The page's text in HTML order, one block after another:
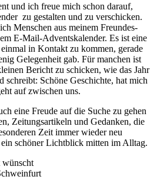
und ich freue mich schon darauf,
zu gestalten und zu verschicken.
Menschen aus meinem Freundes-
E-Mail-Adventskalender. Es ist eine
in Kontakt zu kommen, gerade
Gelegenheit gab. Für manchen ist
Bericht zu schicken, wie das Jahr
schreibt: Schöne Geschichte, hat mich
auf zwischen uns.
eine Freude auf die Suche zu gehen
Zeitungsartikeln und Gedanken, die
Zeit immer wieder neu
schöner Lichtblick mitten im Alltag.
wünscht